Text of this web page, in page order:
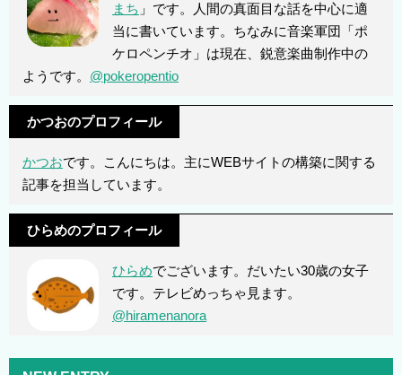
まち 」です。人間の真面目な話を中心に適
当に書いています。ちなみに音楽軍団「ポ
ケロペンチオ」は現在、鋭意楽曲制作中の
ようです。 @pokeropentio
かつおのプロフィール
かつおです。こんにちは。主にWEBサイトの構築に関する
記事を担当しています。
ひらめのプロフィール
ひらめでございます。だいたい30歳の女子
です。テレビめっちゃ見ます。
@hiramenanora